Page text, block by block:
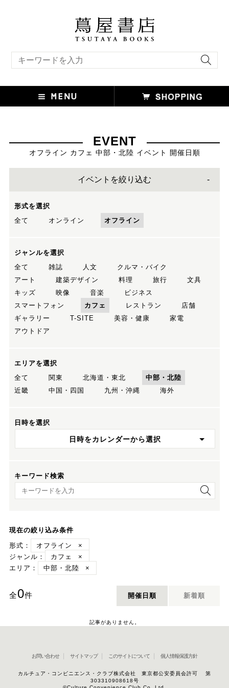
EVENT
オフライン カフェ 中部・北陸 イベント 開催日順
イベントを絞り込む
形式を選択
全て
オンライン オフライン
ジャンルを選択
全て
雑誌 人文
クルマ・バイク
アート
建築デザイン 料理 旅行
文具
キッズ
映像 音楽
ビジネス
スマートフォン
カフェ レストラン
店舗
ギャラリー
T-SITE 美容・健康
家電
アウトドア
エリアを選択
全て
関東 北海道・東北
中部・北陸
近畿
中国・四国 九州・沖縄 海外
日時を選択
日時をカレンダーから選択
キーワード検索
キーワード検索
現在の絞り込み条件
形式：
オフライン
×
ジャンル：
カフェ
×
エリア：
中部・北陸 ×
全0件 開催日順 新着順
記事がありません。
お問い合わせ サイトマップ このサイトについて 個人情報保護方針
カルチュア・コンビニエンス・クラブ株式会社 東京都公安委員会許可 第
303310908618号